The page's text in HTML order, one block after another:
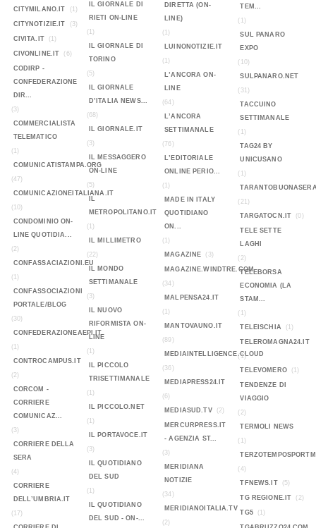
CITYMILANO.IT
(1)
CITYNOTIZIE.IT (3)
CIVITA.IT (1)
CIVONLINE.IT (6)
CODIRP -
CONFEDERAZIONE
DIR...
(3)
COMMERCIALISTA
TELEMATICO
(1)
COMUNICATISTAMPA.ORG
(47)
COMUNICAZIONEITALIANA.IT
(10)
CONDOMINIO ON-
LINE QUOTIDIA...
(2)
CONFASSACIAZIONI.EU
(1)
CONFASSOCIAZIONI
PORTALE/BLOG
(30)
CONFEDERAZIONEAEPI.IT
(1)
CONTROCAMPUS.IT
(2)
CORCOM -
CORRIERE
COMUNICAZ...
(3)
CORRIERE DELLA
SERA
(4)
CORRIERE
DELL’UMBRIA.IT
(17)
IL GIORNALE DI
RIETI ON-LINE
(1)
IL GIORNALE DI
TORINO
(5)
IL GIORNALE
D’ITALIA NEWS...
(68)
IL GIORNALE.IT
(3)
IL MESSAGGERO
ON-LINE
(5)
IL
METROPOLITANO.IT
(1)
IL MILLIMETRO
(22)
IL MONDO
SETTIMANALE
(3)
IL NUOVO
RIFORMISTA ON-
LINE
(1)
IL PICCOLO
TRISETTIMANALE
(1)
IL PICCOLO.NET
(1)
IL PORTAVOCE.IT
(3)
IL QUOTIDIANO
DEL SUD
(1)
IL QUOTIDIANO
DEL SUD - ON-...
DIRETTA (ON-
LINE)
(1)
LUINONOTIZIE.IT
(1)
L’ANCORA ON-
LINE
(64)
L’ANCORA
SETTIMANALE
(76)
L’EDITORIALE
ONLINE PERIO...
(1)
MADE IN ITALY
QUOTIDIANO
ON...
(1)
MAGAZINE
(3)
MAGAZINE.WINDTRE.COM
(34)
MALPENSA24.IT
(1)
MANTOVAUNO.IT
(89)
MEDIAINTELLIGENCE.CLOUD
(36)
MEDIAPRESS24.IT
(6)
MEDIASUD.TV
(2)
MERCURPRESS.IT
- AGENZIA ST...
(3)
MERIDIANA
NOTIZIE
(34)
MERIDIANOITALIA.TV
(2)
TEM...
(1)
SUL PANARO
EXPO
(10)
SULPANARO.NET
(31)
TACCUINO
SETTIMANALE
(1)
TAG24 BY
UNICUSANO
(1)
(21)
TARGATOCN.IT
(0)
TELE SETTE
LAGHI
(2)
TELEBORSA
ECONOMIA (LA
STAM...
(1)
TELEISCHIA
(1)
TELEROMAGNA24.IT
(1)
TELEVOMERO
(1)
TENDENZE DI
VIAGGIO
(2)
TERMOLI NEWS
(1)
(4)
TFNEWS.IT
(5)
TG REGIONE.IT (2)
TG5 (1)